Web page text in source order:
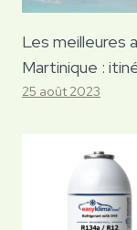
Les meilleures
Martinique :
25 août 2023